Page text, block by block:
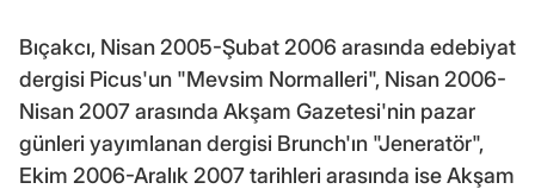
Bıçakcı, Nisan 2005-Şubat 2006 arasında edebiyat
dergisi Picus'un "Mevsim Normalleri", Nisan 2006-
Nisan 2007 arasında Akşam Gazetesi'nin pazar
günleri yayımlanan dergisi Brunch'ın "Jeneratör",
Ekim 2006-Aralık 2007 tarihleri arasında ise Akşam